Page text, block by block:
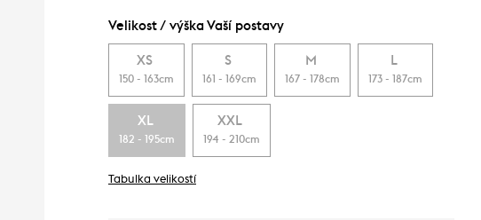
Velikost / výška Vaší postavy
XS
150 - 163cm
S
161 - 169cm
M
167 - 178cm
L
173 - 187cm
XL
182 - 195cm
XXL
194 - 210cm
Tabulka velikostí